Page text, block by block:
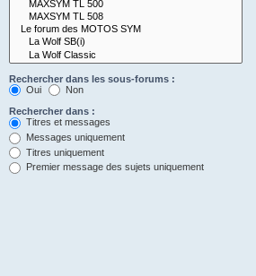
Rechercher dans les sous-forums :
Oui
Non
Rechercher dans :
Titres et messages
Messages uniquement
Titres uniquement
Premier message des sujets uniquement